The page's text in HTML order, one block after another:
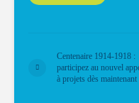
Centenaire 1914-1918 :
participez au nouvel
à projets dès maintenant